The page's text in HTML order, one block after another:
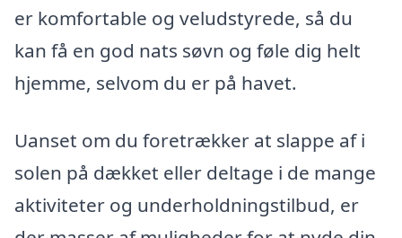
er komfortable og veludstyrede, så du
kan få en god nats søvn og føle dig helt
hjemme, selvom du er på havet.
Uanset om du foretrækker at slappe af i
solen på dækket eller deltage i de mange
aktiviteter og underholdningstilbud, er